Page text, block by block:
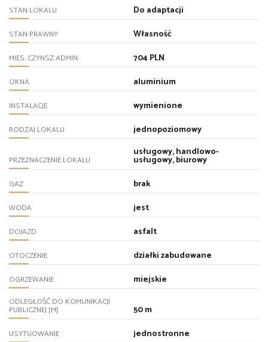
STAN LOKALU Do adaptacji
STAN PRAWNY Własność
MIES. CZYNSZ ADMIN. 704 PLN
OKNA aluminium
INSTALACJE wymienione
RODZAJ LOKALU jednopoziomowy
PRZEZNACZENIE LOKALU
usługowy, handlowo-
usługowy, biurowy
GAZ brak
WODA jest
DOJAZD asfalt
OTOCZENIE działki zabudowane
OGRZEWANIE miejskie
ODLEGŁOŚĆ DO KOMUNIKACJI
PUBLICZNEJ [M] 50 m
USYTUOWANIE jednostronne